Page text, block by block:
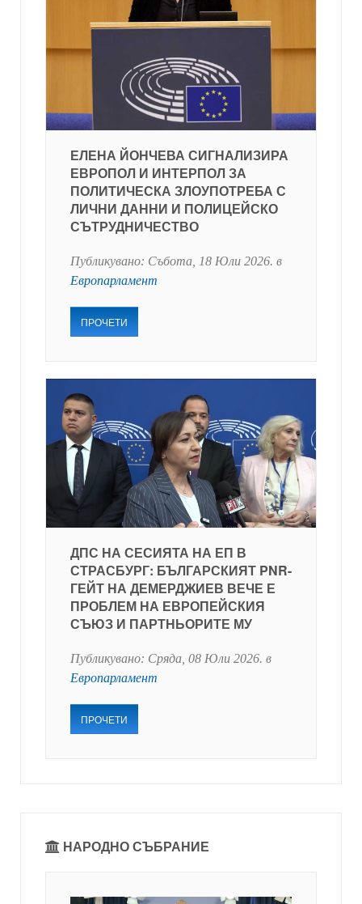
ЕЛЕНА ЙОНЧЕВА СИГНАЛИЗИРА
ЕВРОПОЛ И ИНТЕРПОЛ ЗА
ПОЛИТИЧЕСКА ЗЛОУПОТРЕБА С
ЛИЧНИ ДАННИ И ПОЛИЦЕЙСКО
СЪТРУДНИЧЕСТВО
Публикувано: Събота, 18 Юли 2026. в
Европарламент
ПРОЧЕТИ
ДПС НА СЕСИЯТА НА ЕП В
СТРАСБУРГ: БЪЛГАРСКИЯТ PNR-
ГЕЙТ НА ДЕМЕРДЖИЕВ ВЕЧЕ Е
ПРОБЛЕМ НА ЕВРОПЕЙСКИЯ
СЪЮЗ И ПАРТНЬОРИТЕ МУ
Публикувано: Сряда, 08 Юли 2026. в
Европарламент
ПРОЧЕТИ
НАРОДНО СЪБРАНИЕ